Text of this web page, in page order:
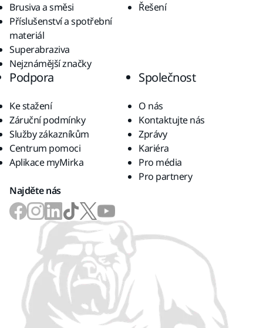
Brusiva a směsi
Příslušenství a spotřební
materiál
Superabraziva
Nejznámější značky
Řešení
Podpora
Ke stažení
Záruční podmínky
Služby zákazníkům
Centrum pomoci
Aplikace myMirka
Společnost
O nás
Kontaktujte nás
Zprávy
Kariéra
Pro média
Pro partnery
Najděte nás